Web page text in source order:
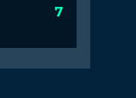
7